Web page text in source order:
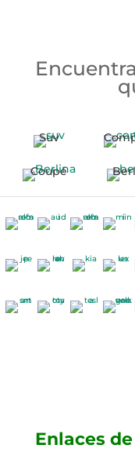
Suv
Coupé
Enlaces